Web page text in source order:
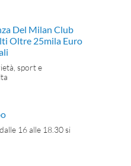
Del Milan Club
Oltre 25mila Euro
sport e
16 alle 18.30 si